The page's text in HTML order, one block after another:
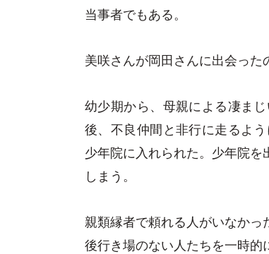
当事者でもある。
美咲さんが岡田さんに出会った
幼少期から、母親による凄ま
後、不良仲間と非行に走るよ
少年院に入れられた。少年院
しまう。
親類縁者で頼れる人がいなか
後行き場のない人たちを一時